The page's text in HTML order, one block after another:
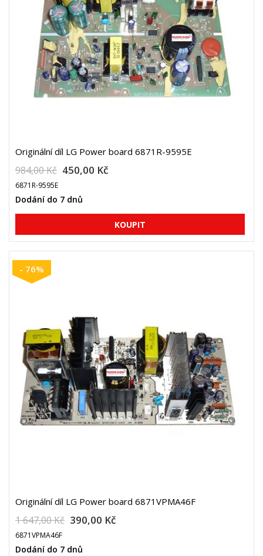
Originální díl LG Power board 6871R-9595E
984,00 Kč 450,00 Kč
6871R-9595E
Dodání do 7 dnů
- 76%
Originální díl LG Power board 6871VPMA46F
1 647,00 Kč 390,00 Kč
6871VPMA46F
Dodání do 7 dnů